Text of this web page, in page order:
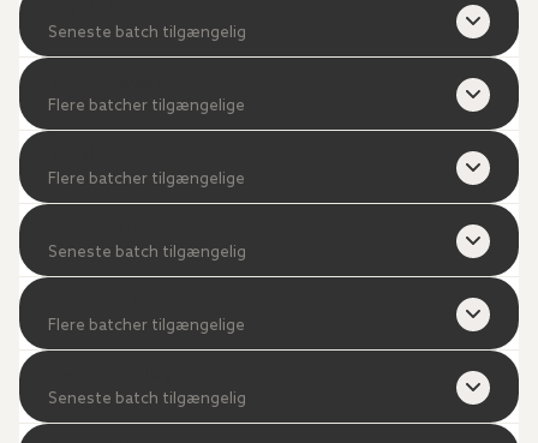
Seneste batch tilgængelig
Flere batcher tilgængelige
Flere batcher tilgængelige
Seneste batch tilgængelig
Flere batcher tilgængelige
Seneste batch tilgængelig